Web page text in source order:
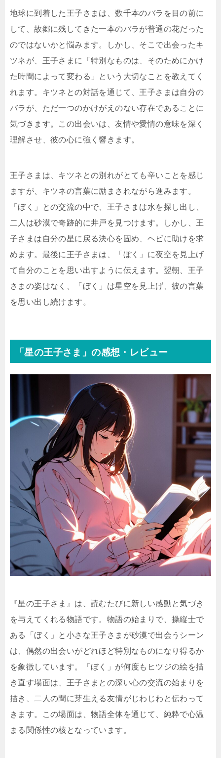
地球に到着した王子さまは、数千本のバラを目の前に
して、故郷に残してきた一本のバラが普通の花だった
のではないかと悩みます。しかし、そこで出会ったキ
ツネが、王子さまに「特別なものは、そのためにかけ
た時間によって変わる」という大切なことを教えてく
れます。キツネとの対話を通じて、王子さまは自分の
バラが、ただ一つのかけがえのない存在であることに
気づきます。この出会いは、友情や愛情の意味を深く
理解させ、彼の心に強く響きます。
王子さまは、キツネとの別れがとても辛いことを感じ
ますが、キツネの言葉に励まされながら進みます。
「ぼく」との交流の中で、王子さまは水を探し出し、
二人は砂漠で奇跡的に井戸を見つけます。しかし、王
子さまは自分の星に戻る決心を固め、ヘビに助けを求
めます。最後に王子さまは、「ぼく」に夜空を見上げ
て自分のことを思い出すように伝えます。翌朝、王子
さまの姿はなく、「ぼく」は星空を見上げ、彼の言葉
を思い出し続けます。
「星の王子さま」の感想・レビュー
『星の王子さま』は、読むたびに新しい感動と気づき
を与えてくれる物語です。物語の始まりで、操縦士で
ある「ぼく」と小さな王子さまが砂漠で出会うシーン
は、偶然の出会いがどれほど特別なものになり得るか
を象徴しています。「ぼく」が何度もヒツジの絵を描
き直す場面は、王子さまとの深い心の交流の始まりを
描き、二人の間に芽生える友情がじわじわと伝わって
きます。この場面は、物語全体を通じて、純粋で心温
まる関係性の核となっています。